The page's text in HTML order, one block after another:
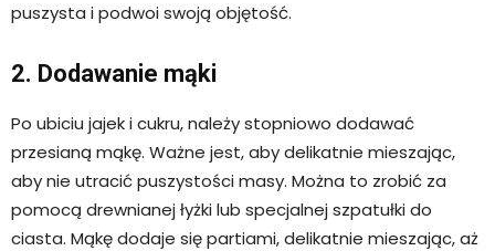
puszysta i podwoi swoją objętość.
2. Dodawanie mąki
Po ubiciu jajek i cukru, należy stopniowo dodawać
przesianą mąkę. Ważne jest, aby delikatnie mieszając,
aby nie utracić puszystości masy. Można to zrobić za
pomocą drewnianej łyżki lub specjalnej szpatułki do
ciasta. Mąkę dodaje się partiami, delikatnie mieszając, aż